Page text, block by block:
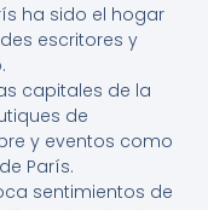
ha sido el hogar
escritores y
capitales de la
de
y eventos como
París.
sentimientos de